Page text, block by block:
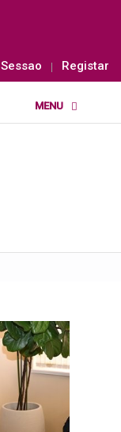
Sessao Registar